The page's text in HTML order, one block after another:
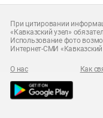
При цитировании
«Кавказский узел»
Использование фото
Интернет-СМИ «Кавказский
О нас Как